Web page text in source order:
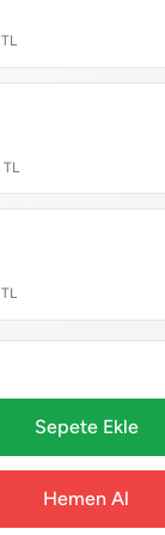
TL
TL
TL
Sepete Ekle
Hemen Al